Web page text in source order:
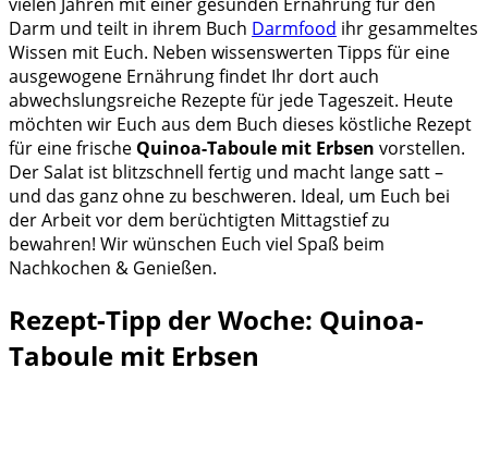
Darm und teilt in ihrem Buch Darmfood ihr gesammeltes
Wissen mit Euch. Neben wissenswerten Tipps für eine
ausgewogene Ernährung findet Ihr dort auch
abwechslungsreiche Rezepte für jede Tageszeit. Heute
möchten wir Euch aus dem Buch dieses köstliche Rezept
für eine frische Quinoa-Taboule mit Erbsen vorstellen.
Der Salat ist blitzschnell fertig und macht lange satt –
und das ganz ohne zu beschweren. Ideal, um Euch bei
der Arbeit vor dem berüchtigten Mittagstief zu
bewahren! Wir wünschen Euch viel Spaß beim
Nachkochen & Genießen.
Rezept-Tipp der Woche: Quinoa-
Taboule mit Erbsen